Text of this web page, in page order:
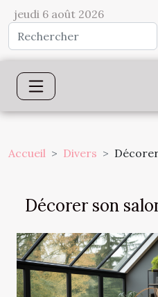
jeudi 6 août 2026
Accueil Divers
Décorer son